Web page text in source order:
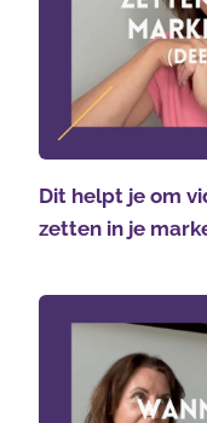
Dit helpt je om
zetten in je